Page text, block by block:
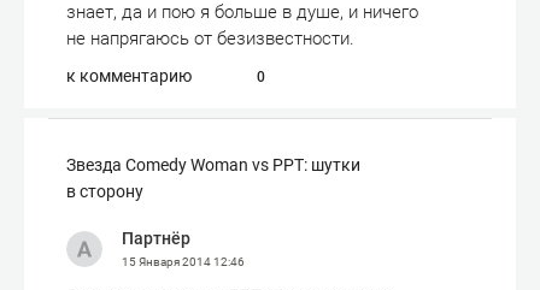
знает, да и пою я больше в душе, и ничего
не напрягаюсь от безизвестности.
к комментарию 0
Звезда Comedy Woman vs РРТ: шутки
в сторону
Партнёр
15 Января 201412:46